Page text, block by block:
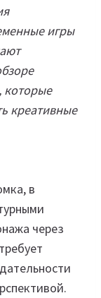
игры
которые
креативные
в
через